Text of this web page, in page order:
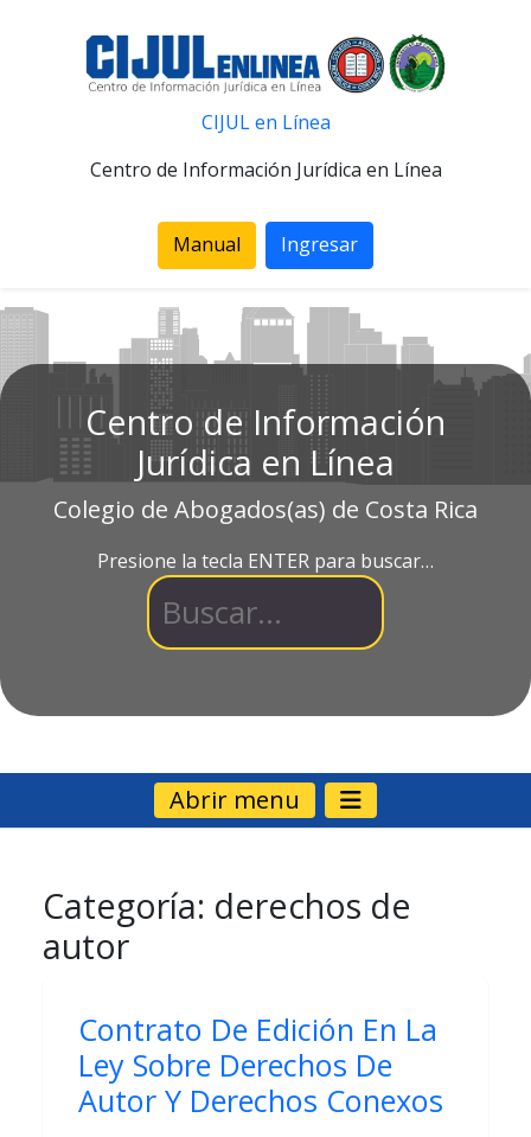
CIJUL en Línea
Centro de Información Jurídica en Línea
Manual Ingresar
Centro de Información
Jurídica en Línea
Colegio de Abogados(as) de Costa Rica
Presione la tecla ENTER para buscar…
Abrir menu
Categoría: derechos de
autor
Contrato De Edición En La
Ley Sobre Derechos De
Autor Y Derechos Conexos